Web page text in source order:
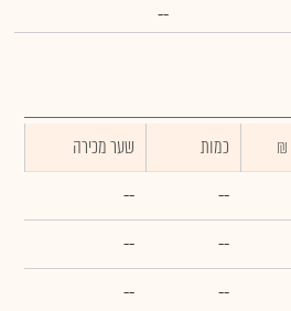
--
כמות
שער מכירה
--
--
--
--
--
--